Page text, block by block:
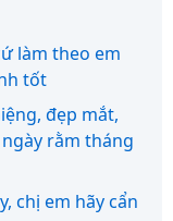
làm theo em
tốt
đẹp mắt,
rằm tháng
chị em hãy cẩn